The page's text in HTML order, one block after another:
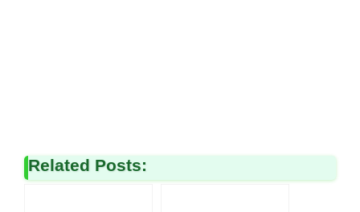
Related Posts: